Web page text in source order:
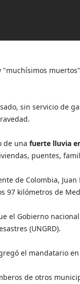
sin servicio de
de una fuerte lluvia
puentes,
de Colombia,
97 kilómetros de
el Gobierno
(UNGRD).
el mandatario
de otros